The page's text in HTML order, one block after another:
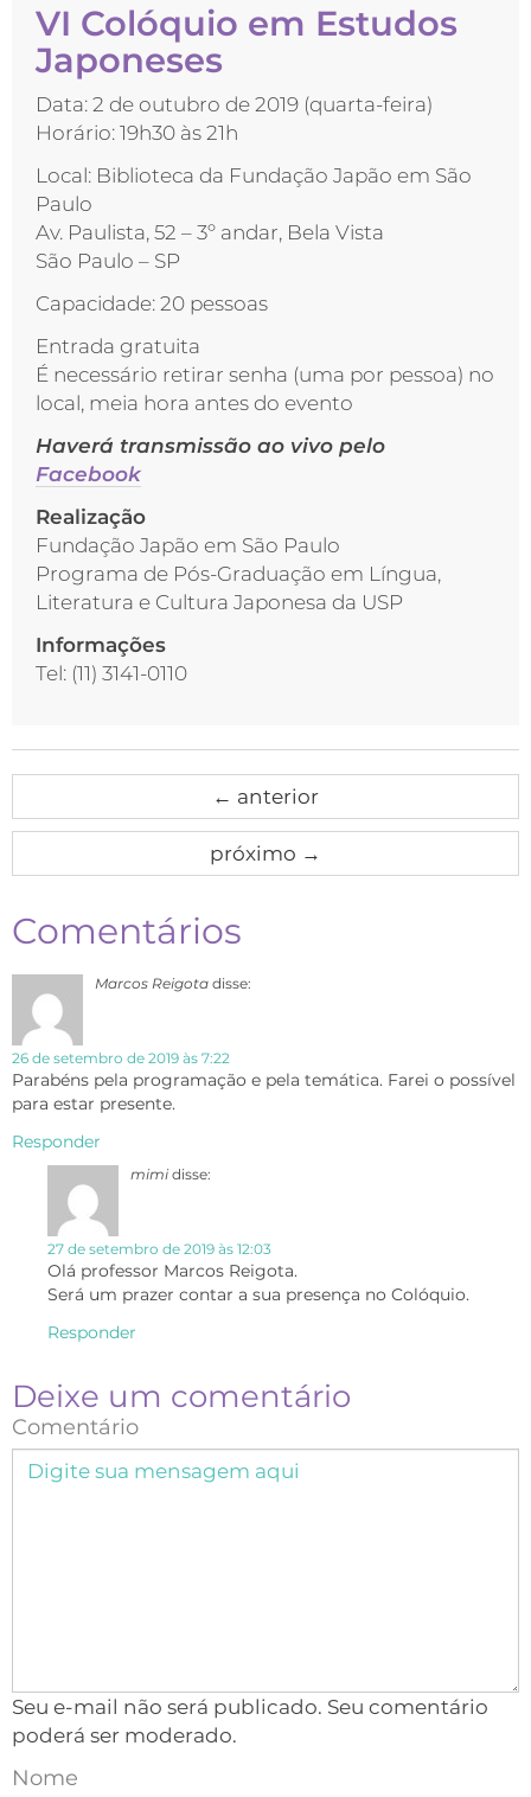
VI Colóquio em Estudos
Japoneses
Data: 2 de outubro de 2019 (quarta-feira)
Horário: 19h30 às 21h
Local: Biblioteca da Fundação Japão em São
Paulo
Av. Paulista, 52 – 3º andar, Bela Vista
São Paulo – SP
Capacidade: 20 pessoas
Entrada gratuita
É necessário retirar senha (uma por pessoa) no
local, meia hora antes do evento
Haverá transmissão ao vivo pelo
Facebook
Realização
Fundação Japão em São Paulo
Programa de Pós-Graduação em Língua,
Literatura e Cultura Japonesa da USP
Informações
Tel: (11) 3141-0110
← anterior
próximo →
Comentários
Marcos Reigota disse:
26 de setembro de 2019 às 7:22
Parabéns pela programação e pela temática. Farei o possível
para estar presente.
Responder
mimi disse:
27 de setembro de 2019 às 12:03
Olá professor Marcos Reigota.
Será um prazer contar a sua presença no Colóquio.
Responder
Deixe um comentário
Comentário
Seu e-mail não será publicado. Seu comentário
poderá ser moderado.
Nome